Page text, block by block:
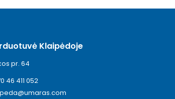
Klaipėdoje
pr. 64
46 411 052